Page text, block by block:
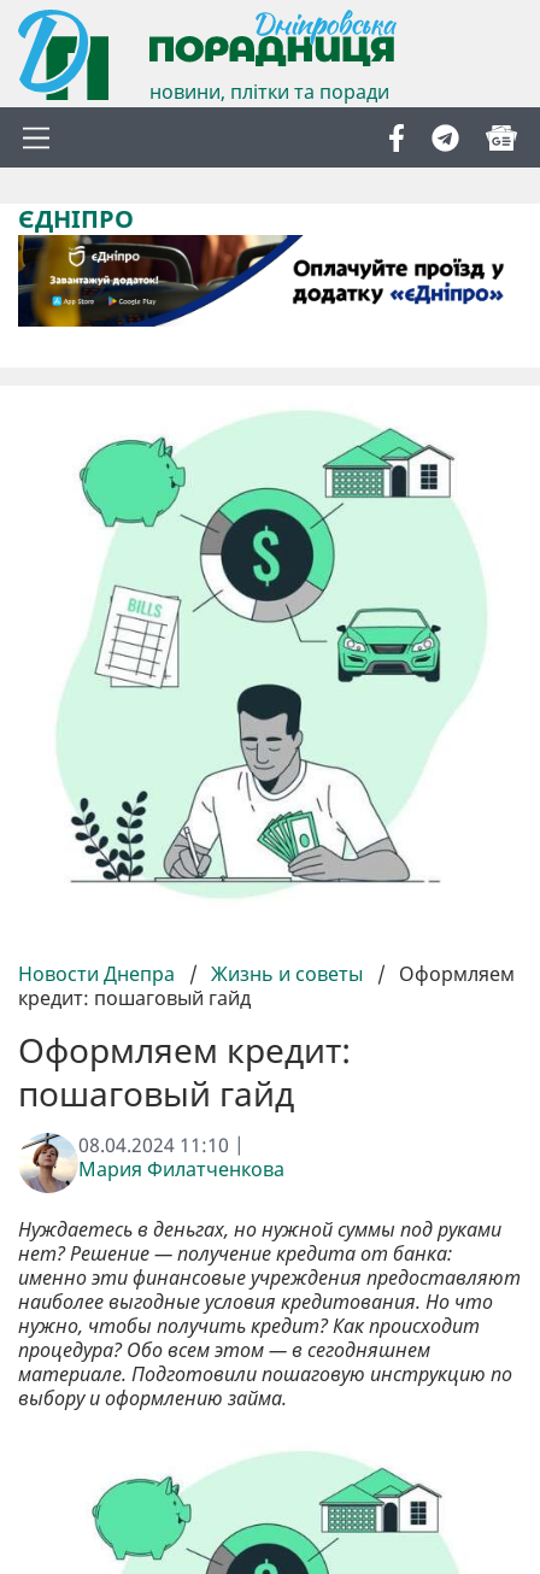
новини, плітки та поради
ЄДНІПРО
Новости Днепра / Жизнь и советы / Оформляем
кредит: пошаговый гайд
Оформляем кредит:
пошаговый гайд
08.04.2024 11:10 |
Мария Филатченкова
Нуждаетесь в деньгах, но нужной суммы под руками
нет? Решение — получение кредита от банка:
именно эти финансовые учреждения предоставляют
наиболее выгодные условия кредитования. Но что
нужно, чтобы получить кредит? Как происходит
процедура? Обо всем этом — в сегодняшнем
материале. Подготовили пошаговую инструкцию по
выбору и оформлению займа.